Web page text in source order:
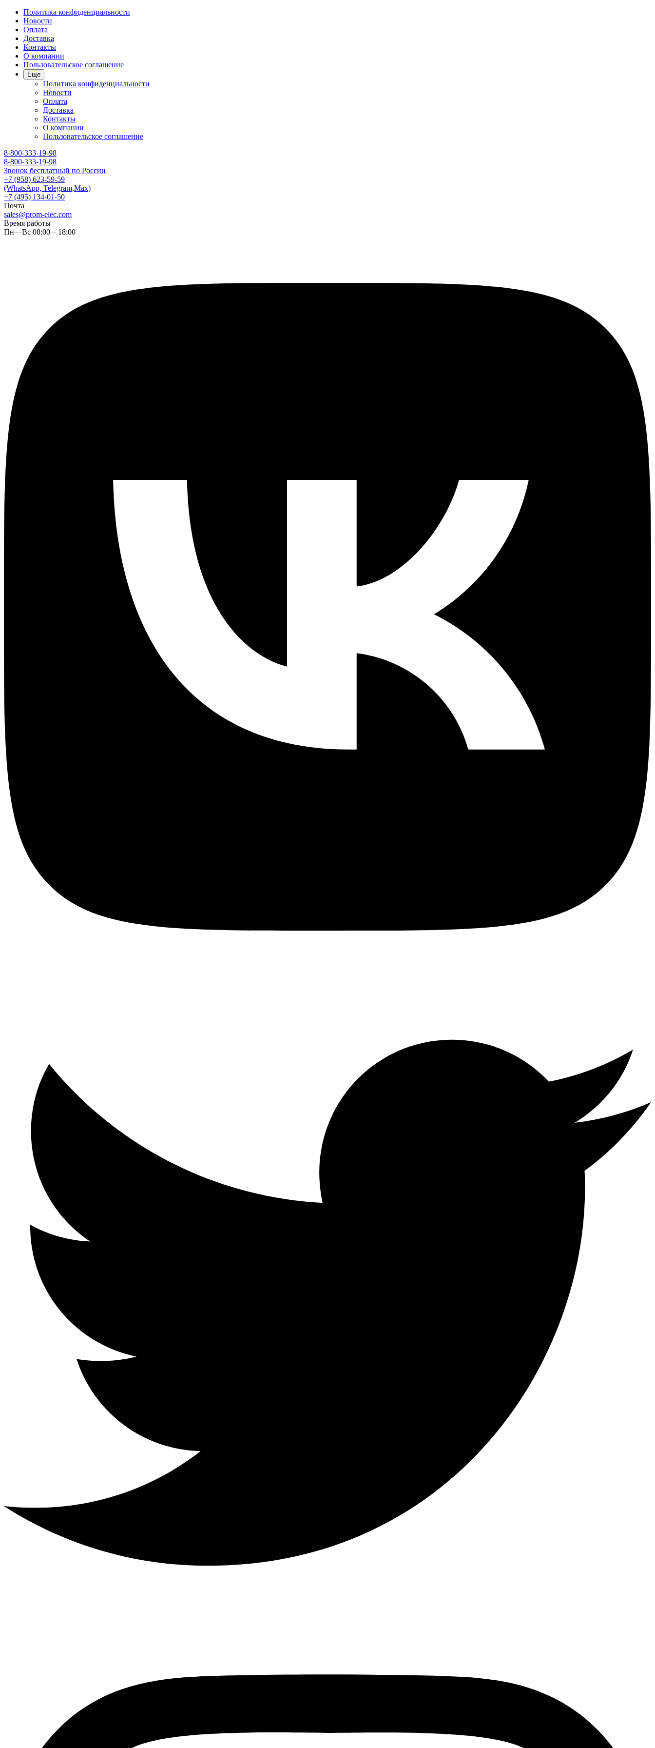
Политика конфиденциальности
Новости
Оплата
Доставка
Контакты
О компании
Пользовательское соглашение
Еще
Политика конфиденциальности
Новости
Оплата
Доставка
Контакты
О компании
Пользовательское соглашение
8-800-333-19-98
8-800-333-19-98
Звонок бесплатный по России
+7 (958) 623-59-59
(WhatsApp, Telegram,Max)
+7 (495) 134-01-50
Почта
sales@prom-elec.com
Время работы
Пн—Вс 08:00 – 18:00